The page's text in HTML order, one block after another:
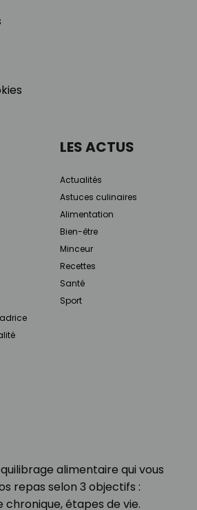
alimentaire qui vous
repas selon 3 objectifs :
chronique, étapes de vie.
LES ACTUS
Actualités
Astuces culinaires
Alimentation
Bien-être
Minceur
Recettes
Santé
Sport